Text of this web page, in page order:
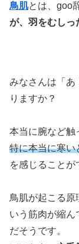
鳥肌とは、goo
が、羽をむしっ
みなさんは「あ
りますか？
本当に腕など触
特に本当に寒い
を感じることが
鳥肌が起こる 原
いう筋肉が縮ん
だそうです。